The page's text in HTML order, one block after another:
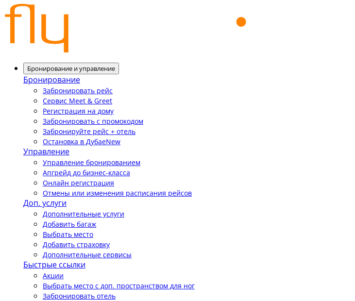
Бронирование и управление
Бронирование
Забронировать рейс
Сервис Meet & Greet
Регистрация на дому
Забронировать с промокодом
Забронируйте рейс + отель
Остановка в ДубаеNew
Управление
Управление бронированием
Апгрейд до бизнес-класса
Онлайн регистрация
Отмены или изменения расписания рейсов
Доп. услуги
Дополнительные услуги
Добавить багаж
Выбрать место
Добавить страховку
Дополнительные сервисы
Быстрые ссылки
Акции
Выбрать место с доп. пространством для ног
Забронировать отель